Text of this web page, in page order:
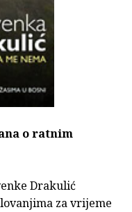
o ratnim
Drakulić
za vrijeme